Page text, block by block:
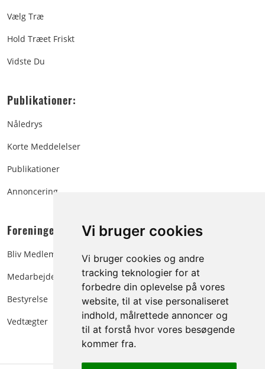
Vi bruger cookies
Vi bruger cookies og andre
tracking teknologier for at
forbedre din oplevelse på vores
website, til at vise personaliseret
indhold, målrettede annoncer og
til at forstå hvor vores besøgende
kommer fra.
Vælg Træ
Hold Træet Friskt
Vidste Du
Publikationer:
Nåledrys
Korte Meddelelser
Publikationer
Annoncering
Foreningen:
Bliv Medlem
Medarbejdere
Bestyrelse
Vedtægter